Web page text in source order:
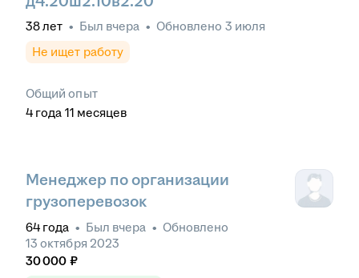
38лет • Был вчера • Обновлено 3 июля
Не ищет работу
Общий опыт
4 года 11 месяцев
Менеджер по организации
грузоперевозок
64 года • Был вчера • Обновлено
13 октября 2023
30 000 ₽